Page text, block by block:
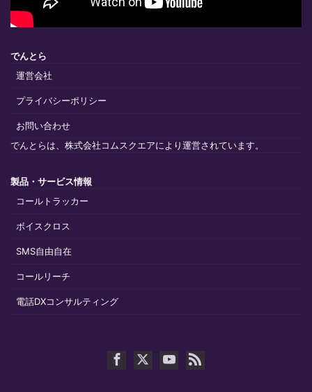
でんとら
運営会社
プライバシーポリシー
お問い合わせ
でんとらは、株式会社コムスクエアにより運営されています。
製品・サービス情報
コールトラッカー
ボイスクロス
SMS自由自在
コールリーチ
電話DXコンサルティング